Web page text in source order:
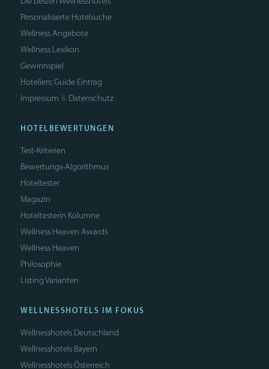
Personalisierte Hotelsuche
Wellness Angebote
Wellness Lexikon
Gewinnspiel
Hoteliers: Guide Eintrag
Impressum & Datenschutz
HOTELBEWERTUNGEN
Test-Kriterien
Bewertungs-Algorithmus
Hoteltester
Magazin
Hoteltesterin Kolumne
Wellness Heaven Awards
Wellness Heaven
Philosophie
Listing Varianten
WELLNESSHOTELS IM FOKUS
Wellnesshotels Deutschland
Wellnesshotels Bayern
Wellnesshotels Österreich